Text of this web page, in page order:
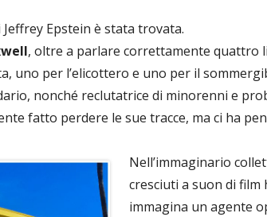
Epstein è stata trovata.
, oltre a parlare correttamente quattro
uno per l’elicottero e uno per il
nonché reclutatrice di minorenni e
fatto perdere le sue tracce, ma ci ha
Nell’immaginario
cresciuti a suon di film
immagina un agente